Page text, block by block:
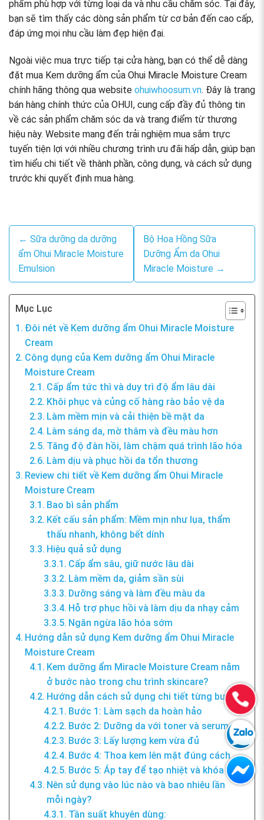
phẩm phù hợp với từng loại da và nhu cầu chăm sóc. Tại đây,
bạn sẽ tìm thấy các dòng sản phẩm từ cơ bản đến cao cấp,
đáp ứng mọi nhu cầu làm đẹp hiện đại.
Ngoài việc mua trực tiếp tại cửa hàng, bạn có thể dễ dàng
đặt mua Kem dưỡng ẩm của Ohui Miracle Moisture Cream
chính hãng thông qua website ohuiwhoosum.vn. Đây là trang
bán hàng chính thức của OHUI, cung cấp đầy đủ thông tin
về các sản phẩm chăm sóc da và trang điểm từ thương
hiệu này. Website mang đến trải nghiệm mua sắm trực
tuyến tiện lợi với nhiều chương trình ưu đãi hấp dẫn, giúp bạn
tìm hiểu chi tiết về thành phần, công dụng, và cách sử dụng
trước khi quyết định mua hàng.
← Sữa dưỡng da dưỡng
ẩm Ohui Miracle Moisture
Emulsion
Bộ Hoa Hồng Sữa
Dưỡng Ẩm da Ohui
Miracle Moisture →
Mục Lục
Đôi nét về Kem dưỡng ẩm Ohui Miracle Moisture
Cream
Công dụng của Kem dưỡng ẩm Ohui Miracle
Moisture Cream
Cấp ẩm tức thì và duy trì độ ẩm lâu dài
Khôi phục và củng cố hàng rào bảo vệ da
Làm mềm mịn và cải thiện bề mặt da
Làm sáng da, mờ thâm và đều màu hơn
Tăng độ đàn hồi, làm chậm quá trình lão hóa
Làm dịu và phục hồi da tổn thương
Review chi tiết về Kem dưỡng ẩm Ohui Miracle
Moisture Cream
Bao bì sản phẩm
Kết cấu sản phẩm: Mềm mịn như lụa, thẩm
thấu nhanh, không bết dính
Hiệu quả sử dụng
Cấp ẩm sâu, giữ nước lâu dài
Làm mềm da, giảm sần sùi
Dưỡng sáng và làm đều màu da
Hỗ trợ phục hồi và làm dịu da nhạy cảm
Ngăn ngừa lão hóa sớm
Hướng dẫn sử dụng Kem dưỡng ẩm Ohui Miracle
Moisture Cream
Kem dưỡng ẩm Miracle Moisture Cream nằm
ở bước nào trong chu trình skincare?
Hướng dẫn cách sử dụng chi tiết từng bước
Bước 1: Làm sạch da hoàn hảo
Bước 2: Dưỡng da với toner và serum
Bước 3: Lấy lượng kem vừa đủ
Bước 4: Thoa kem lên mặt đúng cách
Bước 5: Áp tay để tạo nhiệt và khóa ẩm
Nên sử dụng vào lúc nào và bao nhiêu lần
mỗi ngày?
Tần suất khuyên dùng: